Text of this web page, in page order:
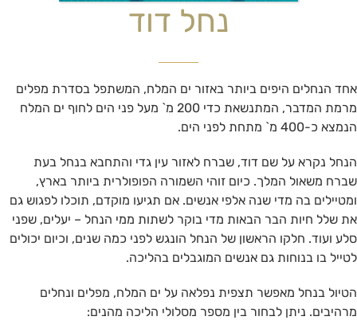
נחל דוד
אחד הנחלים היפים ביותר באזור ים המלח, המשתפל בסדרת מפלים
מרמת המדבר, המתנשאת כדי 200 מ` מעל פני הים לחוף ים המלח
הנמצא כ-400 מ` מתחת לפני הים.
הנחל נקרא על שם דוד, שברח לאזור עין גדי והתחבא בנחל בעת
שברח משאול המלך. כיום זוהי השמורה הפופולרית ביותר בארץ,
ומטיילים בה מדי שנה אלפי אנשים. אם תגיעו מוקדם, תוכלו לפגוש גם
את שלל חיות הבר הבאות מדי בוקר לשתות ממי הנחל – יעלים, שפני
סלע ועוד. חלקו הראשון של הנחל הונגש לפני כמה שנים, וכיום יכולים
לטייל בו בנוחות גם אנשים המוגבלים בהליכה.
הטיול בנחל מאפשר תצפית נפלאה על ים המלח, מפלים ונחלים
מרהיבים. ניתן לבחור בין מספר מסלולי הליכה מהנים: